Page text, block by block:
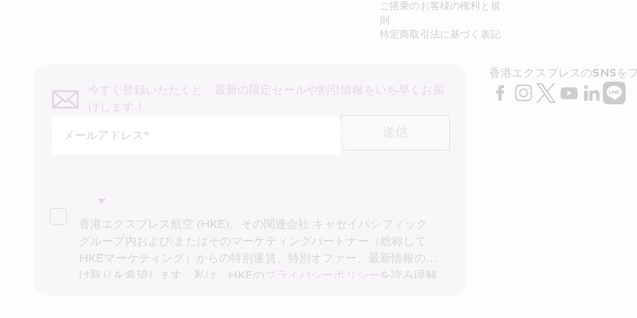
ご搭乗のお客様の権利と規
則
特定商取引法に基づく表記
今すぐ登録いただくと、最新の限定セールや割引情報をいち早くお届
けします！
メールアドレス*
送信
香港エクスプレス航空 (HKE)、その関連会社 キャセイパシフィック
グループ内および/またはそのマーケティングパートナー（総称して
HKEマーケティング）からの特別運賃、特別オファー、最新情報の受
け取りを希望します。私は、HKEの プライバシーポリシー を読み理解
香港エクスプレスのSNSを